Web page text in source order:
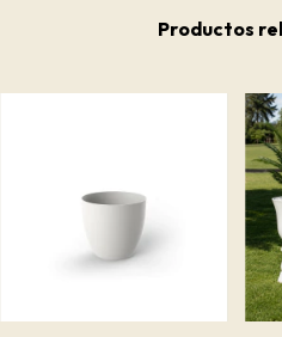
Productos